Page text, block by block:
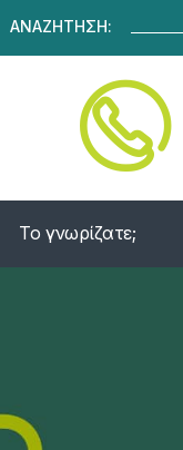
ΑΝΑΖΗΤΗΣΗ:
Το γνωρίζατε;